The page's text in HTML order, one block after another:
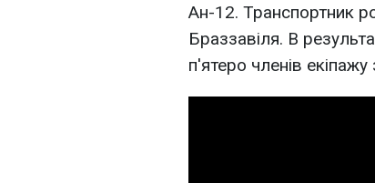
Ан-12. Транспортник
Браззавіля. В
п'ятеро членів